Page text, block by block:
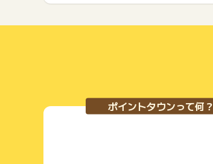
ポイントタウンって何？